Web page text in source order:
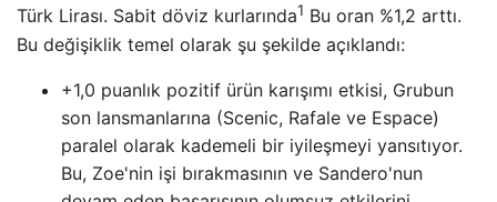
Türk Lirası. Sabit döviz kurlarında1 Bu oran %1,2 arttı.
Bu değişiklik temel olarak şu şekilde açıklandı:
+1,0 puanlık pozitif ürün karışımı etkisi, Grubun
son lansmanlarına (Scenic, Rafale ve Espace)
paralel olarak kademeli bir iyileşmeyi yansıtıyor.
Bu, Zoe'nin işi bırakmasının ve Sandero'nun